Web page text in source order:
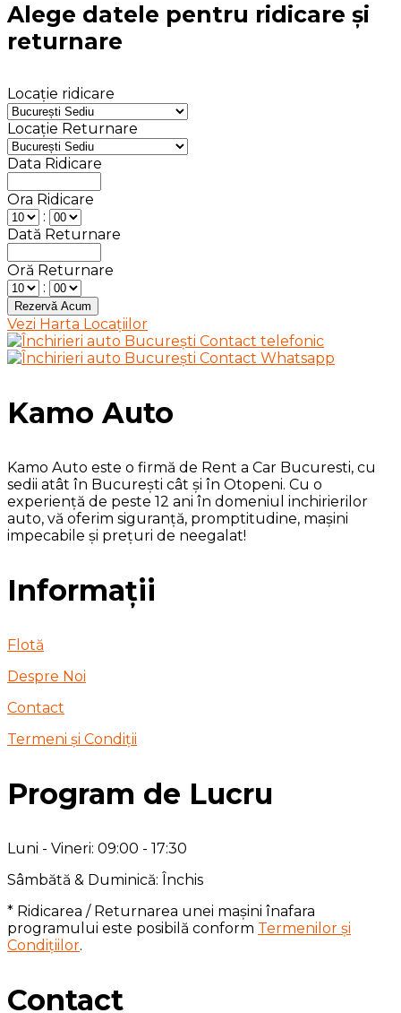
Alege datele pentru ridicare și
returnare
Locație ridicare
Locație Returnare
Data Ridicare
Ora Ridicare
:
Dată Returnare
Oră Returnare
:
Vezi Harta Locațiilor
Kamo Auto
Kamo Auto este o firmă de Rent a Car Bucuresti, cu
sedii atât în București cât și în Otopeni. Cu o
experiență de peste 12 ani în domeniul inchirierilor
auto, vă oferim siguranță, promptitudine, mașini
impecabile și prețuri de neegalat!
Informații
Flotă
Despre Noi
Contact
Termeni și Condiții
Program de Lucru
Luni - Vineri: 09:00 - 17:30
Sâmbătă & Duminică: Închis
* Ridicarea / Returnarea unei mașini înafara
programului este posibilă conform Termenilor și
Condițiilor.
Contact